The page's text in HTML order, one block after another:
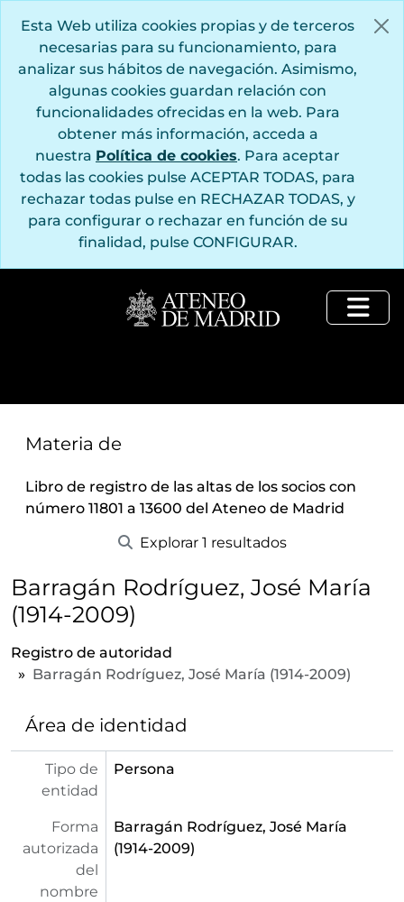
Esta Web utiliza cookies propias y de terceros
necesarias para su funcionamiento, para
analizar sus hábitos de navegación. Asimismo,
algunas cookies guardan relación con
funcionalidades ofrecidas en la web. Para
obtener más información, acceda a
nuestra Política de cookies. Para aceptar
todas las cookies pulse ACEPTAR TODAS, para
rechazar todas pulse en RECHAZAR TODAS, y
para configurar o rechazar en función de su
finalidad, pulse CONFIGURAR.
Materia de
Libro de registro de las altas de los socios con
número 11801 a 13600 del Ateneo de Madrid
Explorar 1 resultados
Barragán Rodríguez, José María
(1914-2009)
Registro de autoridad
Barragán Rodríguez, José María (1914-2009)
Área de identidad
Tipo de
entidad
Persona
Forma
autorizada
del
nombre
Barragán Rodríguez, José María
(1914-2009)